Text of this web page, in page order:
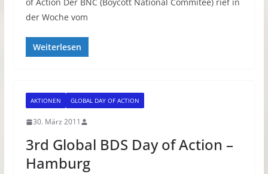
of Action Der BNC (Boycott National Commitee) rief in
der Woche vom
Weiterlesen
AKTIONEN GLOBAL DAY OF ACTION
30. März 2011
3rd Global BDS Day of Action –
Hamburg